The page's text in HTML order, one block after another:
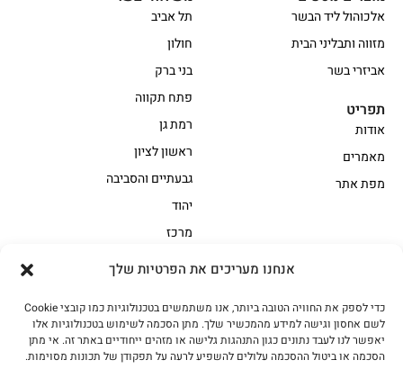
אנחנו מעריכים את הפרטיות שלך
כדי לספק את החוויה הטובה ביותר, אנו משתמשים בטכנולוגיות כמו קובצי Cookie
לשם אחסון וגישה למידע מהמכשיר שלך. מתן הסכמה לשימוש בטכנולוגיות אלו
יאפשר לנו לעבד נתונים כגון התנהגות גלישה או מזהים ייחודיים באתר זה. אי מתן
הסכמה או ביטול ההסכמה עלולים להשפיע לרעה על תפקודן של תכונות מסוימות.
אווז
בשר בקר משובח
בשר בקר עגלה משובח
בשר למעשנת
הודו
חלקים אחוריים
תל אביב
חולון
בני ברק
פתח תקווה
רמת גן
ראשון לציון
גבעתיים והסביבה
יהוד
מרכז
אלכוהול ליד הבשר
מזווה ותבליני הבית
אביזרי בשר
תפריט
אודות
מאמרים
מפת אתר